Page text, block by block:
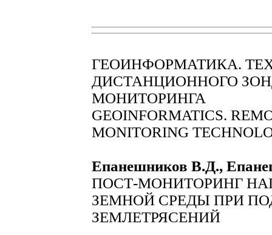
ГЕОИНФОРМАТИКА.
ДИСТАНЦИОННОГО
МОНИТОРИНГА
GEOINFORMATICS.
MONITORING
Епанешников В.Д.,
ПОСТ-МОНИТОРИНГ
ЗЕМНОЙ СРЕДЫ ПРИ
ЗЕМЛЕТРЯСЕНИЙ